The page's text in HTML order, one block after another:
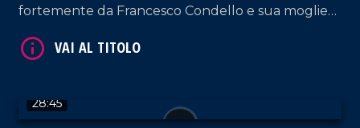
fortemente da Francesco Condello e sua moglie
28:45
VAI AL TITOLO